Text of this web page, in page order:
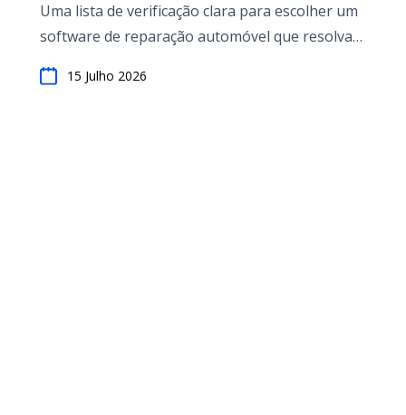
Uma lista de verificação clara para escolher um
software de reparação automóvel que resolva
15 Julho 2026